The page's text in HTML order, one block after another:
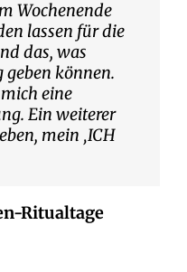
Wochenende
lassen für die
das, was
geben können.
eine
Ein weiterer
mein ‚ICH
Ritualtage